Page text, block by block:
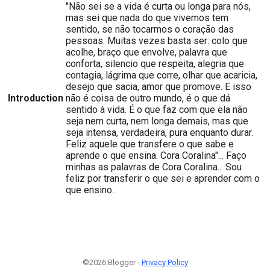
Introduction
"Não sei se a vida é curta ou longa para nós,
mas sei que nada do que vivemos tem
sentido, se não tocarmos o coração das
pessoas. Muitas vezes basta ser: colo que
acolhe, braço que envolve, palavra que
conforta, silencio que respeita, alegria que
contagia, lágrima que corre, olhar que acaricia,
desejo que sacia, amor que promove. E isso
não é coisa de outro mundo, é o que dá
sentido à vida. É o que faz com que ela não
seja nem curta, nem longa demais, mas que
seja intensa, verdadeira, pura enquanto durar.
Feliz aquele que transfere o que sabe e
aprende o que ensina. Cora Coralina"... Faço
minhas as palavras de Cora Coralina... Sou
feliz por transferir o que sei e aprender com o
que ensino..
©2026 Blogger - Privacy Policy